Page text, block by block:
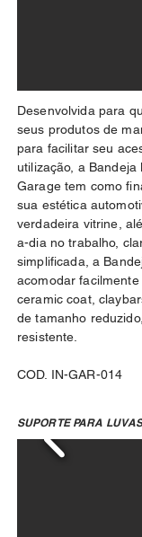
Desenvolvida para
seus produtos de
para facilitar seu
utilização, a
Garage tem como
sua estética
verdadeira vitrine,
a-dia no trabalho,
simplificada, a
acomodar facilmente
ceramic coat,
de tamanho
resistente.
COD. IN-GAR-014
SUPORTE PARA